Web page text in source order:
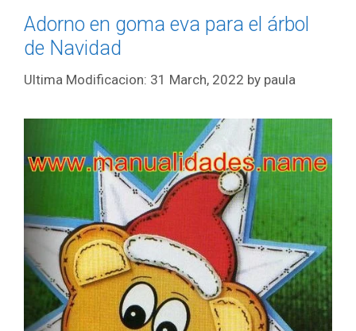
Adorno en goma eva para el árbol
de Navidad
31 March, 2022 by paula